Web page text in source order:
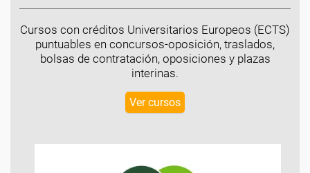
Cursos con créditos Universitarios Europeos (ECTS)
puntuables en concursos-oposición, traslados,
bolsas de contratación, oposiciones y plazas
interinas.
Ver cursos